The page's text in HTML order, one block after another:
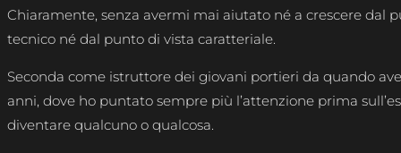
Chiaramente, senza avermi mai aiutato né a crescere dal
tecnico né dal punto di vista caratteriale.
Seconda come istruttore dei giovani portieri da quando
anni, dove ho puntato sempre più l’attenzione prima
diventare qualcuno o qualcosa.